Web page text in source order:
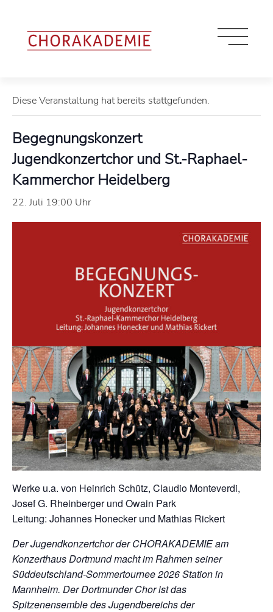
Diese Veranstaltung hat bereits stattgefunden.
Begegnungskonzert
Jugendkonzertchor und St.-Raphael-
Kammerchor Heidelberg
22. Juli 19:00 Uhr
Werke u.a. von Heinrich Schütz, Claudio Monteverdi,
Josef G. Rheinberger und Owain Park
Leitung: Johannes Honecker und Mathias Rickert
Der Jugendkonzertchor der CHORAKADEMIE am
Konzerthaus Dortmund macht im Rahmen seiner
Süddeutschland-Sommertournee 2026 Station in
Mannheim. Der Dortmunder Chor ist das
Spitzenensemble des Jugendbereichs der